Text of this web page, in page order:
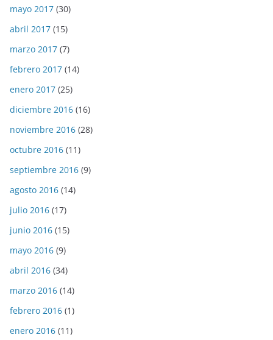
mayo 2017 (30)
abril 2017 (15)
marzo 2017 (7)
febrero 2017 (14)
enero 2017 (25)
diciembre 2016 (16)
noviembre 2016 (28)
octubre 2016 (11)
septiembre 2016 (9)
agosto 2016 (14)
julio 2016 (17)
junio 2016 (15)
mayo 2016 (9)
abril 2016 (34)
marzo 2016 (14)
febrero 2016 (1)
enero 2016 (11)